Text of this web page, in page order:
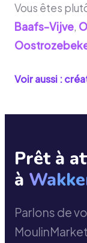
Vous êtes
Baafs-Vijve,
Voir aussi :
Prêt à
à
Parlons de